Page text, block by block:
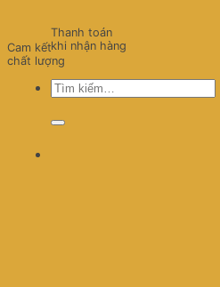
Thanh toán
khi nhận hàng
Tìm
Cam kết
chất lượng